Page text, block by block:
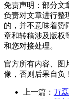
免责声明：部分文
负责对文章进行整
的，并不意味着赞
章和转稿涉及版权
和您对接处理。
官方所有内容、图
像，否则后果自负！
上一篇： 万